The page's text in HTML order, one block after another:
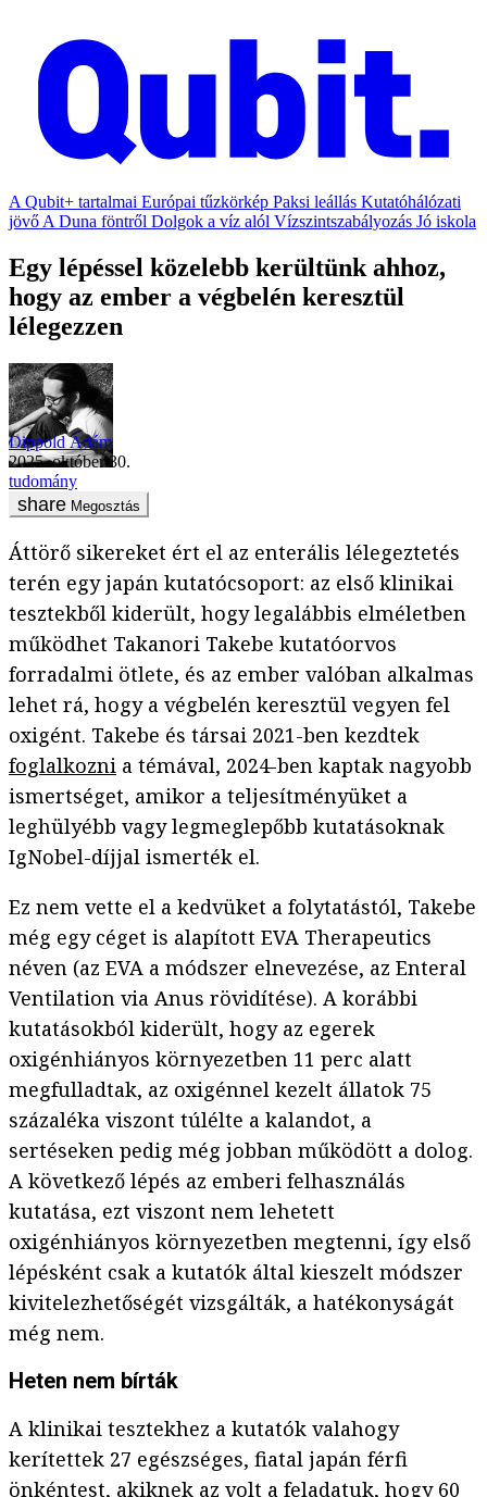
A Qubit+ tartalmai Európai tűzkörkép Paksi leállás Kutatóhálózati
jövő A Duna föntről Dolgok a víz alól Vízszintszabályozás Jó iskola
Egy lépéssel közelebb kerültünk ahhoz,
hogy az ember a végbelén keresztül
lélegezzen
Dippold Ádám
2025. október 30.
tudomány
Megosztás
Áttörő sikereket ért el az enterális lélegeztetés
terén egy japán kutatócsoport: az első klinikai
tesztekből kiderült, hogy legalábbis elméletben
működhet Takanori Takebe kutatóorvos
forradalmi ötlete, és az ember valóban alkalmas
lehet rá, hogy a végbelén keresztül vegyen fel
oxigént. Takebe és társai 2021-ben kezdtek
foglalkozni a témával, 2024-ben kaptak nagyobb
ismertséget, amikor a teljesítményüket a
leghülyébb vagy legmeglepőbb kutatásoknak
IgNobel-díjjal ismerték el.
Ez nem vette el a kedvüket a folytatástól, Takebe
még egy céget is alapított EVA Therapeutics
néven (az EVA a módszer elnevezése, az Enteral
Ventilation via Anus rövidítése). A korábbi
kutatásokból kiderült, hogy az egerek
oxigénhiányos környezetben 11 perc alatt
megfulladtak, az oxigénnel kezelt állatok 75
százaléka viszont túlélte a kalandot, a
sertéseken pedig még jobban működött a dolog.
A következő lépés az emberi felhasználás
kutatása, ezt viszont nem lehetett
oxigénhiányos környezetben megtenni, így első
lépésként csak a kutatók által kieszelt módszer
kivitelezhetőségét vizsgálták, a hatékonyságát
még nem.
Heten nem bírták
A klinikai tesztekhez a kutatók valahogy
kerítettek 27 egészséges, fiatal japán férfi
önkéntest, akiknek az volt a feladatuk, hogy 60